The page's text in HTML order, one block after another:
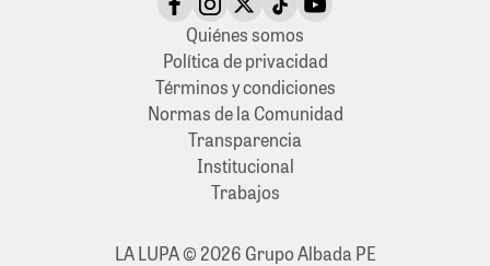
Quiénes somos
Política de privacidad
Términos y condiciones
Normas de la Comunidad
Transparencia
Institucional
Trabajos
LA LUPA © 2026 Grupo Albada PE